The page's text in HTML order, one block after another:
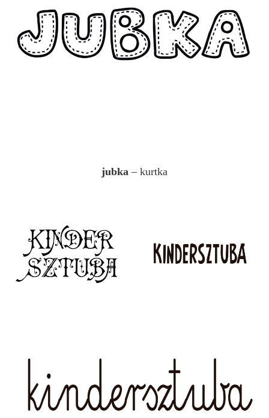
jubka – kurtka